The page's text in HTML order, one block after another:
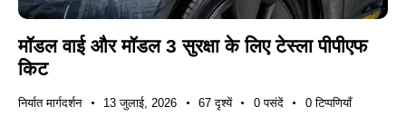
मॉडल वाई और मॉडल 3 सुरक्षा के लिए टेस्ला पीपीएफ
किट
निर्यात मार्गदर्शन 13 जुलाई, 2026 67 दृश्यें 0 पसंदें 0 टिप्पणियाँ